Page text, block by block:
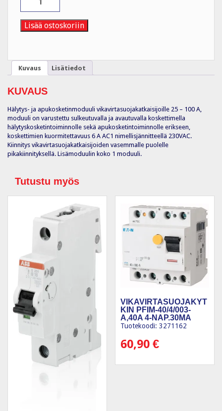
CZ001
vikav.
25-
100A
Lisää ostoskoriin
Kuvaus Lisätiedot
KUVAUS
Hälytys- ja apukosketinmoduuli vikavirtasuojakatkaisijoille 25 – 100 A,
moduuli on varustettu sulkeutuvalla ja avautuvalla koskettimella
hälytyskosketintoiminnolle sekä apukosketintoiminnolle erikseen,
koskettimien kuormitettavuus 6 A AC1 nimellisjännitteellä 230VAC.
Kiinnitys vikavirtasuojakatkaisijoiden vasemmalle puolelle
pikakiinnityksellä. Lisämoduulin koko 1 moduuli.
Tutustu myös
VIKAVIRTASUOJAKYT
KIN PFIM-40/4/003-
A,40A 4-NAP.30MA
Tuotekoodi: 3271162
60,90€